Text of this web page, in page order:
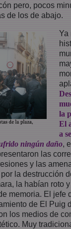
pero, pocos
de los de abajo.
Ya
la
El
a
ningún daño,
las
y las
la destrucción
la habían roto
memoria. El jefe
de El Puig
los medios de
Muy